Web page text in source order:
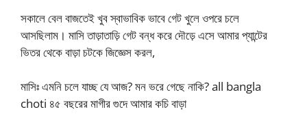
সকালে বেল বাজতেই খুব স্বাভাবিক ভাবে গেট খুলে ওপরে চলে
আসছিলাম। মাসি তাড়াতাড়ি গেট বন্ধ করে দৌড়ে এসে আমার প্যান্টের
ভিতর থেকে বাড়া চটকে জিজ্ঞেস করল,
মাসিঃ এমনি চলে যাচ্ছ যে আজ? মন ভরে গেছে নাকি? all bangla
choti ৪৫ বছরের মাগীর গুদে আমার কচি বাড়া